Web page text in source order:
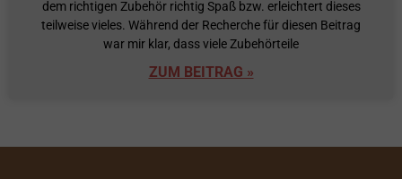
dem richtigen Zubehör richtig Spaß bzw. erleichtert dieses
teilweise vieles. Während der Recherche für diesen Beitrag
war mir klar, dass viele Zubehörteile
ZUM BEITRAG »